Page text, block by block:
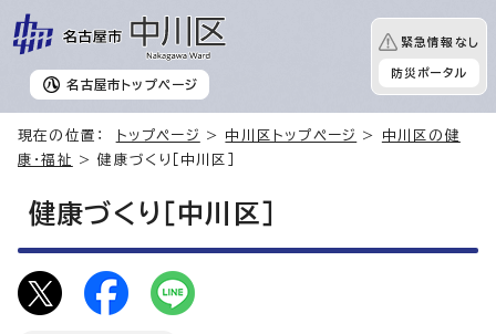
名古屋市 トップページ
緊急情報なし
防災ポータル
現在の位置： トップページ > 中川区トップページ > 中川区の健
康・福祉
> 健康づくり［中川区］
健康づくり［中川区］